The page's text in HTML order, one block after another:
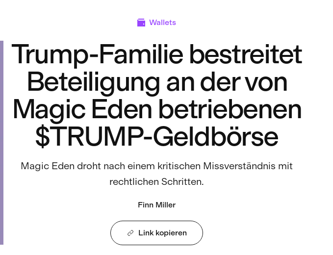
Wallets
Trump-Familie bestreitet
Beteiligung an der von
Magic Eden betriebenen
$TRUMP-Geldbörse
Magic Eden droht nach einem kritischen Missverständnis mit
rechtlichen Schritten.
Finn Miller
Link kopieren